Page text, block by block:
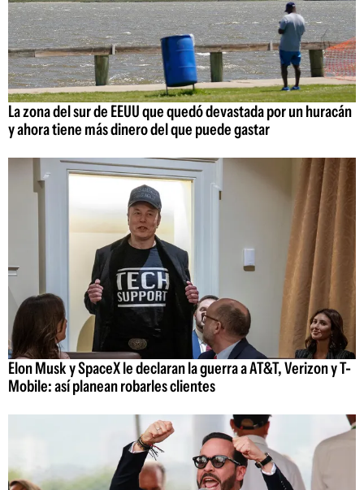
La zona del sur de EEUU que quedó devastada por un huracán
y ahora tiene más dinero del que puede gastar
Elon Musk y SpaceX le declaran la guerra a AT&T, Verizon y T-
Mobile: así planean robarles clientes